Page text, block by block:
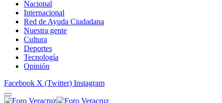
Nacional
Internacional
Red de Ayuda Ciudadana
Nuestra gente
Cultura
Deportes
Tecnología
Opinión
Facebook X (Twitter) Instagram